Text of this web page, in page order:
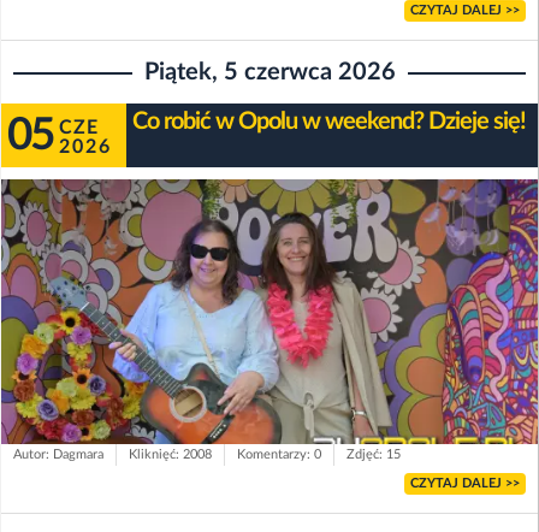
CZYTAJ DALEJ >>
Piątek, 5 czerwca 2026
05 CZE
2026
Co robić w Opolu w weekend? Dzieje się!
Autor: Dagmara Kliknięć: 2008 Komentarzy: 0 Zdjęć: 15
CZYTAJ DALEJ >>